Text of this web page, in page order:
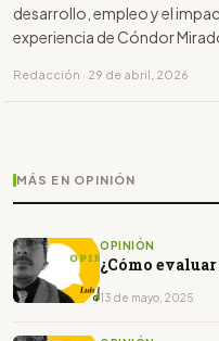
desarrollo, empleo y el
experiencia de Cóndor
Redacción · 29 de abril, 2026
MÁS EN OPINIÓN
OPINIÓN
¿Cómo
13 de mayo, 2025